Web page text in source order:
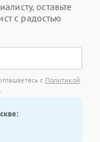
оставьте
с радостью
с Политикой